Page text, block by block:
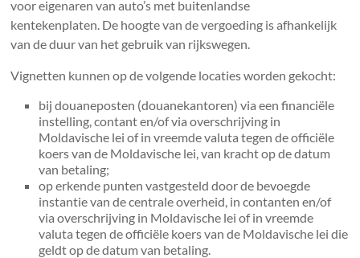
voor eigenaren van auto’s met buitenlandse
kentekenplaten. De hoogte van de vergoeding is afhankelijk
van de duur van het gebruik van rijkswegen.
Vignetten kunnen op de volgende locaties worden gekocht:
bij douaneposten (douanekantoren) via een financiële
instelling, contant en/of via overschrijving in
Moldavische lei of in vreemde valuta tegen de officiële
koers van de Moldavische lei, van kracht op de datum
van betaling;
op erkende punten vastgesteld door de bevoegde
instantie van de centrale overheid, in contanten en/of
via overschrijving in Moldavische lei of in vreemde
valuta tegen de officiële koers van de Moldavische lei die
geldt op de datum van betaling.